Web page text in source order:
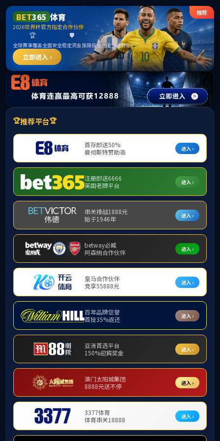
中国·365英国上市(集团)有限公司公司|官
方网站
请输入验证码下载附件